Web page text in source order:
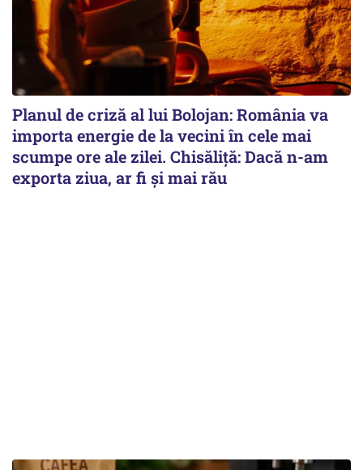
Planul de criză al lui Bolojan: România va
importa energie de la vecini în cele mai
scumpe ore ale zilei. Chisăliță: Dacă n-am
exporta ziua, ar fi și mai rău